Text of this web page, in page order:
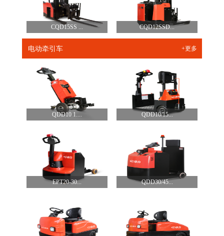
CQD15SS ... CQD12SSD...
电动牵引车 +更多
QDD10 1.... QDD10/15...
EPT20-30... QDD30/45...